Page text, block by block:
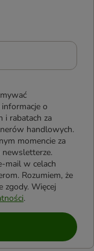
o
i rabatach za
handlowych.
momencie za
mail w celach
Rozumiem, że
zgody. Więcej
.